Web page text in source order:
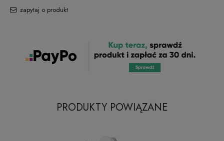
zapytaj o produkt
PRODUKTY POWIĄZANE